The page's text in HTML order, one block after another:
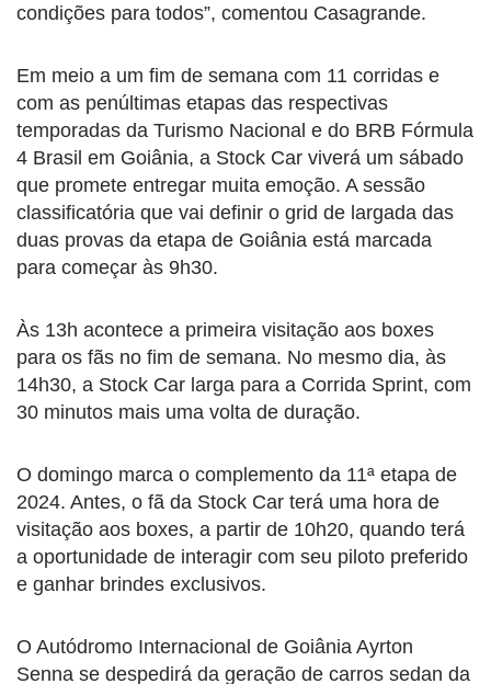
condições para todos”, comentou Casagrande.
Em meio a um fim de semana com 11 corridas e
com as penúltimas etapas das respectivas
temporadas da Turismo Nacional e do BRB Fórmula
4 Brasil em Goiânia, a Stock Car viverá um sábado
que promete entregar muita emoção. A sessão
classificatória que vai definir o grid de largada das
duas provas da etapa de Goiânia está marcada
para começar às 9h30.
Às 13h acontece a primeira visitação aos boxes
para os fãs no fim de semana. No mesmo dia, às
14h30, a Stock Car larga para a Corrida Sprint, com
30 minutos mais uma volta de duração.
O domingo marca o complemento da 11ª etapa de
2024. Antes, o fã da Stock Car terá uma hora de
visitação aos boxes, a partir de 10h20, quando terá
a oportunidade de interagir com seu piloto preferido
e ganhar brindes exclusivos.
O Autódromo Internacional de Goiânia Ayrton
Senna se despedirá da geração de carros sedan da